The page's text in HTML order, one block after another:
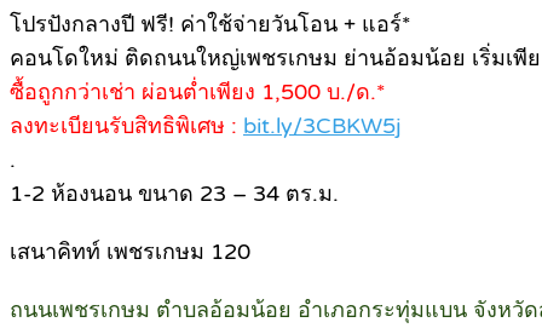
โปรปังกลางปี ฟรี! ค่าใช้จ่ายวันโอน + แอร์*
คอนโดใหม่ ติดถนนใหญ่เพชรเกษม ย่านอ้อมน้อย เริ่มเพี
ซื้อถูกกว่าเช่า ผ่อนต่ำเพียง 1,500 บ./ด.*
ลงทะเบียนรับสิทธิพิเศษ : bit.ly/3CBKW5j
.
1-2 ห้องนอน ขนาด 23 – 34 ตร.ม.
เสนาคิทท์ เพชรเกษม 120
ถนนเพชรเกษม ตำบลอ้อมน้อย อำเภอกระทุ่มแบน จังหวั